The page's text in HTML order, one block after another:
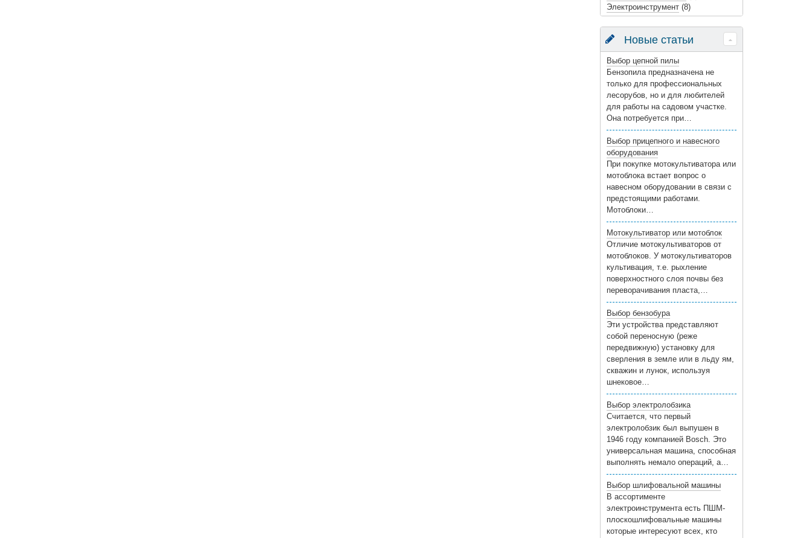
Электроинструмент (8)
Новые статьи
Выбор цепной пилы
Бензопила предназначена не
только для профессиональных
лесорубов, но и для любителей
для работы на садовом участке.
Она потребуется при…
Выбор прицепного и навесного
оборудования
При покупке мотокультиватора или
мотоблока встает вопрос о
навесном оборудовании в связи с
предстоящими работами.
Мотоблоки…
Мотокультиватор или мотоблок
Отличие мотокультиваторов от
мотоблоков. У мотокультиваторов
культивация, т.е. рыхление
поверхностного слоя почвы без
переворачивания пласта,…
Выбор бензобура
Эти устройства представляют
собой переносную (реже
передвижную) установку для
сверления в земле или в льду ям,
скважин и лунок, используя
шнековое…
Выбор электролобзика
Считается, что первый
электролобзик был выпушен в
1946 году компанией Bosch. Это
универсальная машина, способная
выполнять немало операций, а…
Выбор шлифовальной машины
В ассортименте
электроинструмента есть ПШМ-
плоскошлифовальные машины
которые интересуют всех, кто